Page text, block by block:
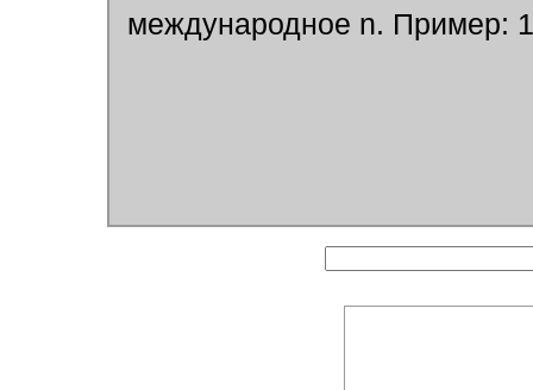
международное n. Пример: